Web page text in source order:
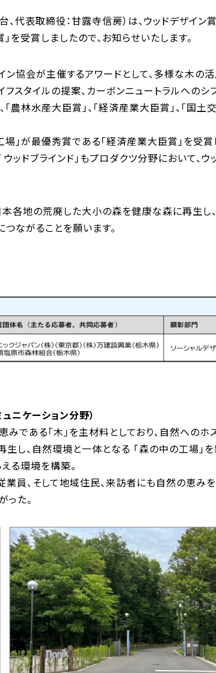
代表取締役：甘露寺信房）は、ウッドデザイン
を受賞しましたので、お知らせいたします。
ン協会が主催するアワードとして、多様な木の
スタイルの提案、カーボンニュートラルへのシ
林水産大臣賞」、「経済産業大臣賞」、「国土
」が最優秀賞である「経済産業大臣賞」を受賞
ッドブラインド」もプロダクツ分野において、
各地の荒廃した大小の森を健康な森に再生し
ながることを願います。
ニケーション分野）
である「木」を主材料としており、自然へのホ
し、自然環境と一体となる 「森の中の工場」
る環境を構築。
員、そして地域住民、来訪者にも自然の恵みを
った。